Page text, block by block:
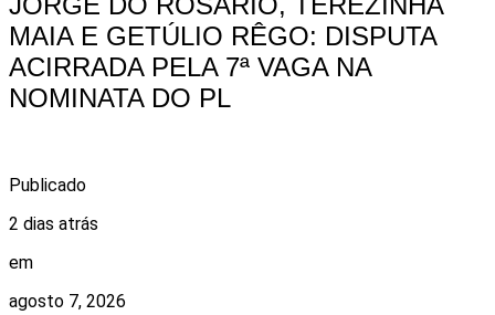
MAIA E GETÚLIO RÊGO: DISPUTA
ACIRRADA PELA 7ª VAGA NA
NOMINATA DO PL
Publicado
2 dias atrás
em
agosto 7, 2026